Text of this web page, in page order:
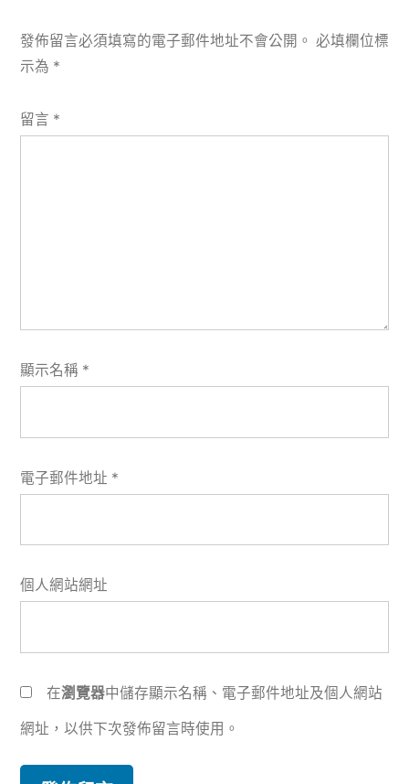
發佈留言必須填寫的電子郵件地址不會公開。 必填欄位標
示為 *
留言 *
顯示名稱 *
電子郵件地址 *
個人網站網址
在瀏覽器中儲存顯示名稱、電子郵件地址及個人網站
網址，以供下次發佈留言時使用。